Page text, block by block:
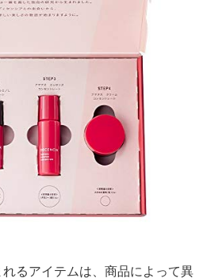
れるアイテムは、商品によって異